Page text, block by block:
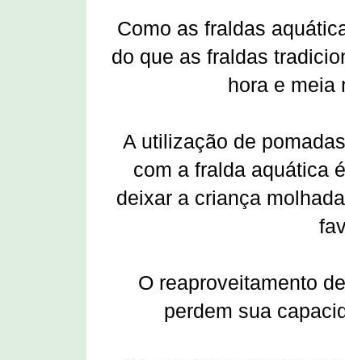
Como as fraldas
do que as fraldas
hora e meia
A utilização de
com a fralda aquática
deixar a criança
O reaproveitamento
perdem sua